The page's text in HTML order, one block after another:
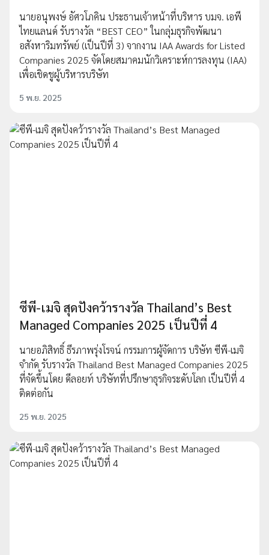
นายอนุพงษ์ อัศวโภคิน ประธานเจ้าหน้าที่บริหาร บมจ. เอพี
ไทยแลนด์ รับรางวัล “BEST CEO” ในกลุ่มธุรกิจพัฒนา
อสังหาริมทรัพย์ (เป็นปีที่ 3) จากงาน IAA Awards for Listed
Companies 2025 จัดโดยสมาคมนักวิเคราะห์การลงทุน (IAA)
เพื่อเชิดชูผู้บริหารบริษัท
5 พ.ย. 2025
ซีพี-เมจิ สุดปังคว้ารางวัล Thailand’s Best
Managed Companies 2025 เป็นปีที่ 4
นายอภิสิทธิ์ ธีรภาพรุ่งโรจน์ กรรมการผู้จัดการ บริษัท ซีพี-เมจิ
จำกัด รับรางวัล Thailand Best Managed Companies 2025
ที่จัดขึ้นโดย ดีลอยท์ บริษัทที่ปรึกษาธุรกิจระดับโลก เป็นปีที่ 4
ติดต่อกัน
25 พ.ย. 2025